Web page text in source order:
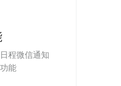
程微信通知
能